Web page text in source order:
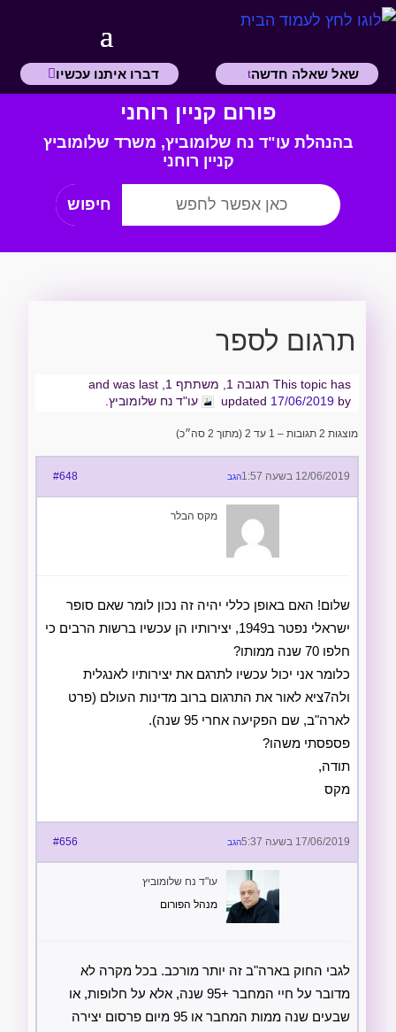
דברו איתנו עכשיו שאל שאלה חדשה
פורום קניין רוחני
בהנהלת עו"ד נח שלומוביץ, משרד שלומוביץ
קניין רוחני
תרגום לספר
This topic has תגובה 1, משתתף 1, and was last
updated 17/06/2019 by עו"ד נח שלומוביץ.
מוצגות 2 תגובות – 1 עד 2 (מתוך 2 סה״כ)
12/06/2019 בשעה 1:57 #648 הגב
מקס הבלר
שלום! האם באופן כללי יהיה זה נכון לומר שאם סופר
ישראלי נפטר ב1949, יצירותיו הן עכשיו ברשות הרבים כי
חלפו 70 שנה ממותו?
כלומר אני יכול עכשיו לתרגם את יצירותיו לאנגלית
ולה7ציא לאור את התרגום ברוב מדינות העולם (פרט
לארה"ב, שם הפקיעה אחרי 95 שנה).
פספסתי משהו?
תודה,
מקס
17/06/2019 בשעה 5:37 #656 הגב
עו"ד נח שלומוביץ
מנהל הפורום
לגבי החוק בארה"ב זה יותר מורכב. בכל מקרה לא
מדובר על חיי המחבר +95 שנה, אלא על חלופות, או
שבעים שנה ממות המחבר או 95 מיום פרסום יצירה